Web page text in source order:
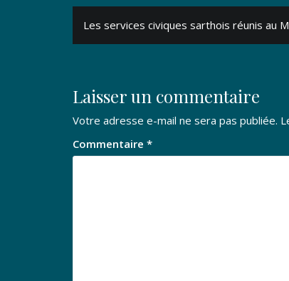
Navigation
de
Les services civiques sarthois réunis au
Laisser un commentaire
Votre adresse e-mail ne sera pas publiée.
Commentaire *